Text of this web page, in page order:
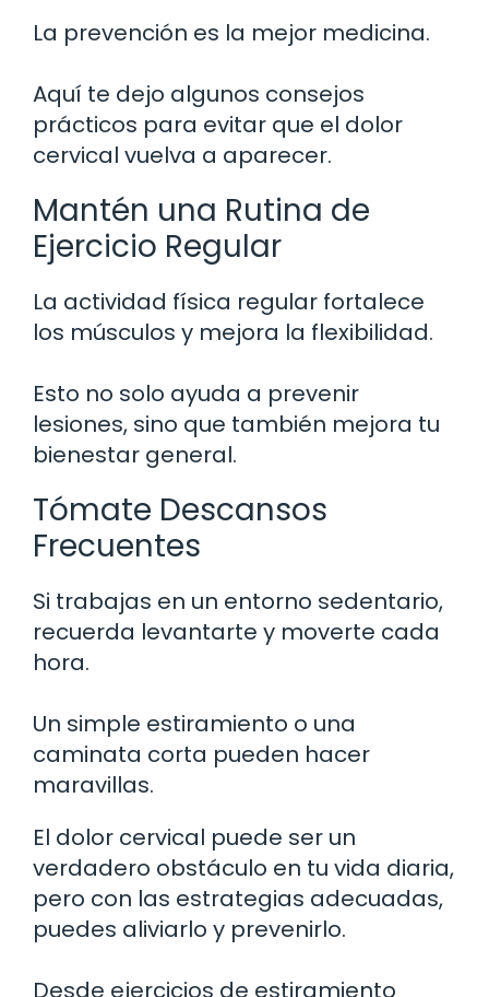
La prevención es la mejor medicina.
Aquí te dejo algunos consejos
prácticos para evitar que el dolor
cervical vuelva a aparecer.
Mantén una Rutina de
Ejercicio Regular
La actividad física regular fortalece
los músculos y mejora la flexibilidad.
Esto no solo ayuda a prevenir
lesiones, sino que también mejora tu
bienestar general.
Tómate Descansos
Frecuentes
Si trabajas en un entorno sedentario,
recuerda levantarte y moverte cada
hora.
Un simple estiramiento o una
caminata corta pueden hacer
maravillas.
El dolor cervical puede ser un
verdadero obstáculo en tu vida diaria,
pero con las estrategias adecuadas,
puedes aliviarlo y prevenirlo.
Desde ejercicios de estiramiento